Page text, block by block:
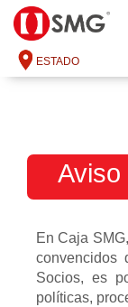
ESTADO
Aviso
En Caja
convencidos
Socios, es
políticas,